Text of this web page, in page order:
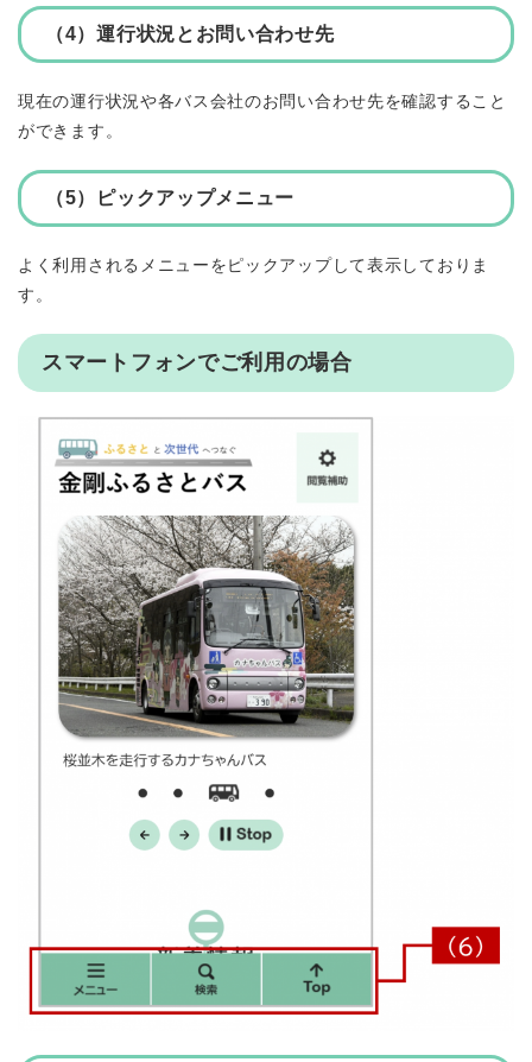
（4）運行状況とお問い合わせ先
現在の運行状況や各バス会社のお問い合わせ先を確認すること
ができます。
（5）ピックアップメニュー
よく利用されるメニューをピックアップして表示しておりま
す。
スマートフォンでご利用の場合